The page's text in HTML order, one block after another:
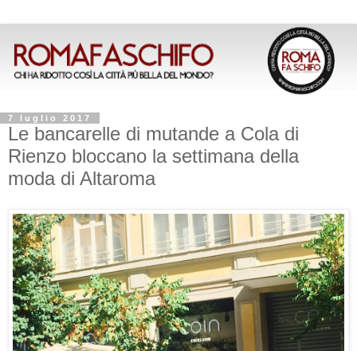
7 luglio 2017
Le bancarelle di mutande a Cola di
Rienzo bloccano la settimana della
moda di Altaroma